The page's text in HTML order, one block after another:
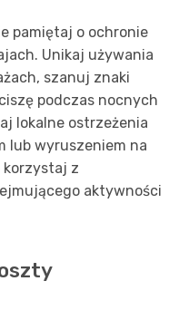
pamiętaj o ochronie
Unikaj używania
szanuj znaki
podczas nocnych
lokalne ostrzeżenia
lub wyruszeniem na
korzystaj z
aktywności